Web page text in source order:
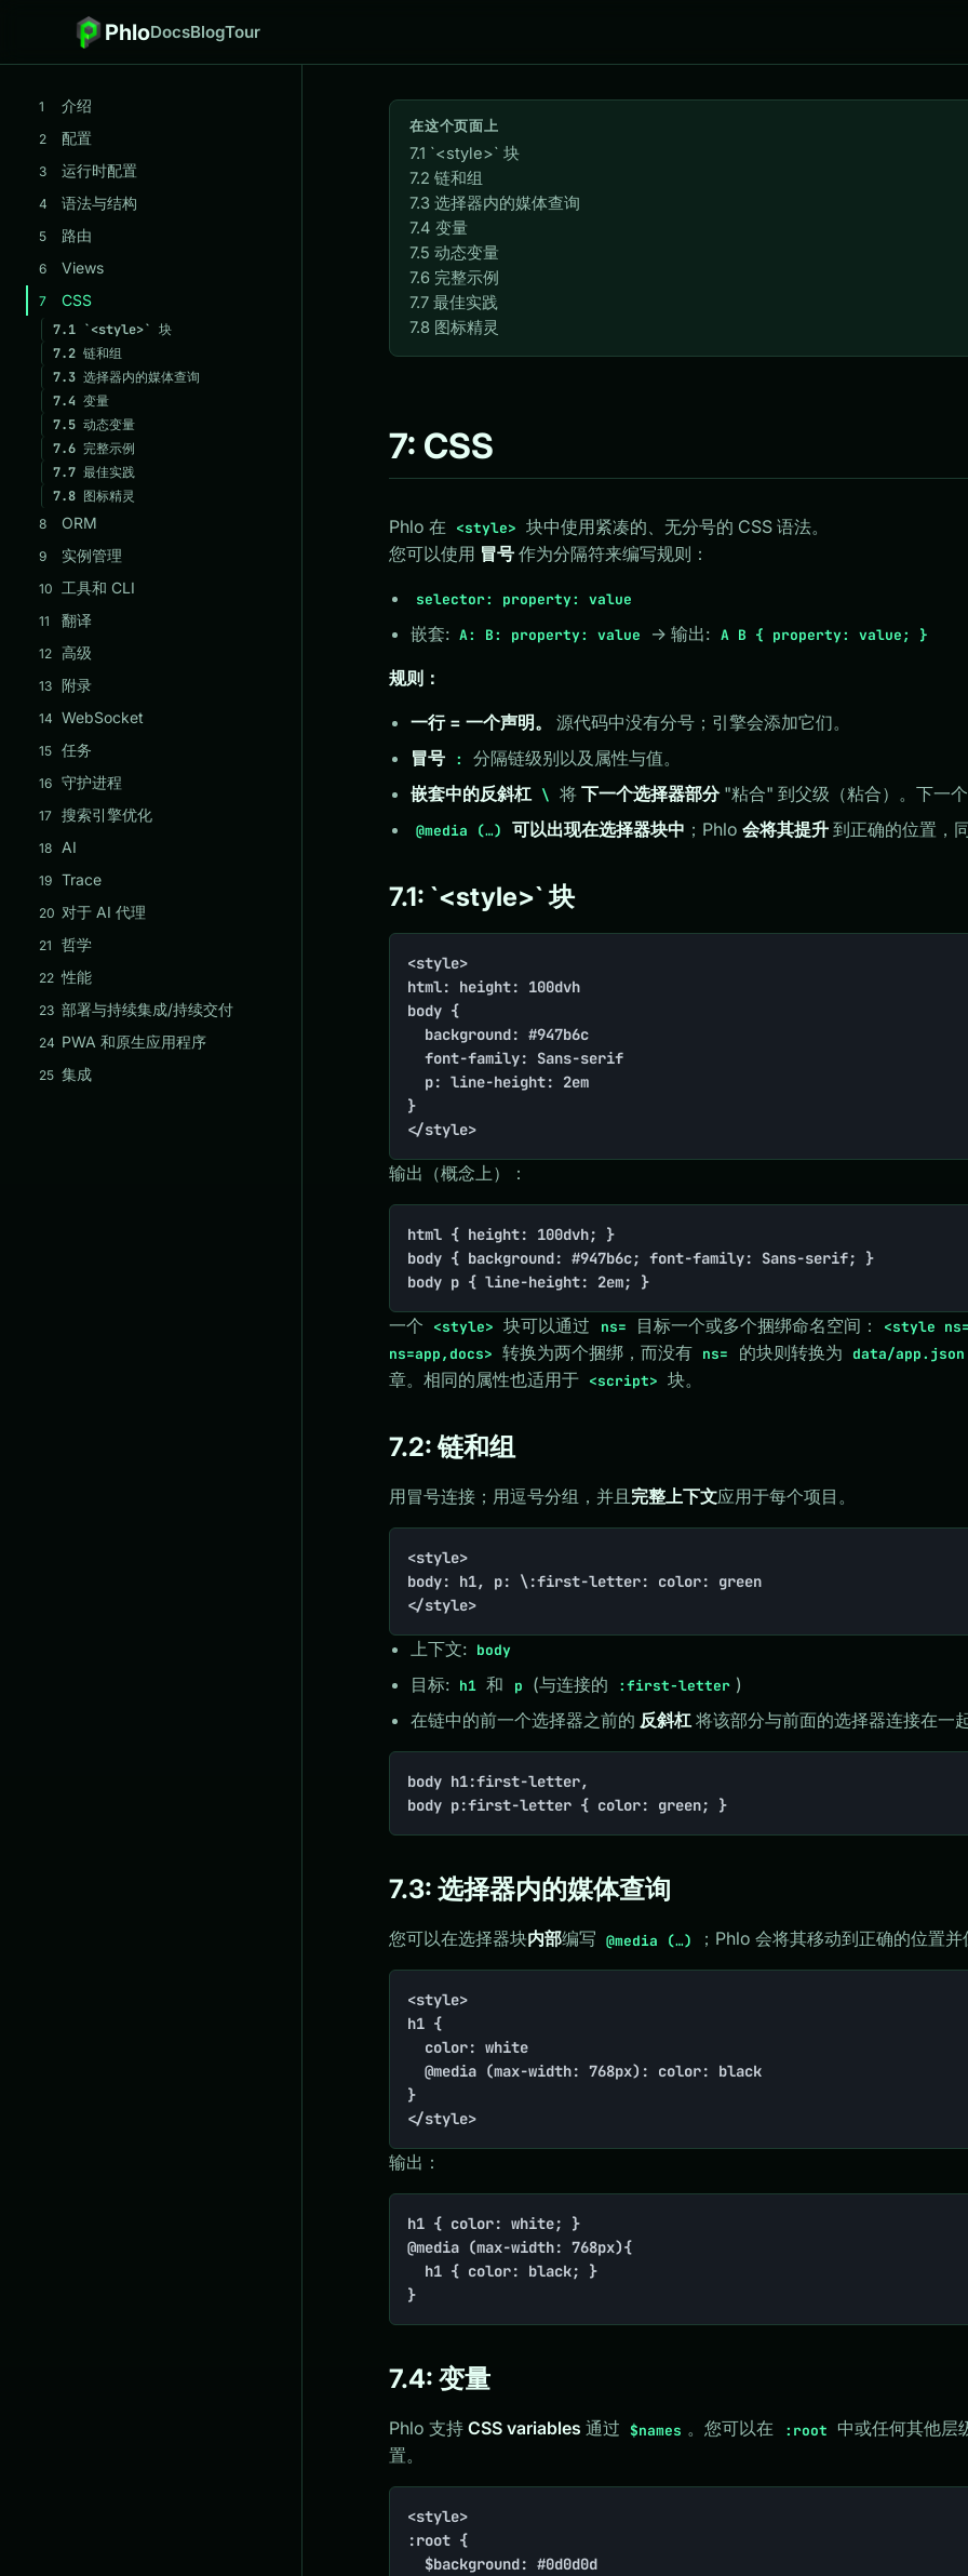
PhloDocsBlogTour
1 介绍
2 配置
3 运行时配置
4 语法与结构
5 路由
6 Views
7 CSS
7.1 `<style>` 块
7.2 链和组
7.3 选择器内的媒体查询
7.4 变量
7.5 动态变量
7.6 完整示例
7.7 最佳实践
7.8 图标精灵
8 ORM
9 实例管理
10 工具和 CLI
11 翻译
12 高级
13 附录
14 WebSocket
15 任务
16 守护进程
17 搜索引擎优化
18 AI
19 Trace
20 对于 AI 代理
21 哲学
22 性能
23 部署与持续集成/持续交付
24 PWA 和原生应用程序
25 集成
在这个页面上
7.1 `<style>` 块
7.2 链和组
7.3 选择器内的媒体查询
7.4 变量
7.5 动态变量
7.6 完整示例
7.7 最佳实践
7.8 图标精灵
7: CSS
Phlo 在 <style> 块中使用紧凑的、无分号的 CSS 语法。
您可以使用 冒号 作为分隔符来编写规则：
selector: property: value
嵌套: A: B: property: value → 输出: A B { property: value; }
规则：
一行 = 一个声明。
源代码中没有分号；引擎会添加它们。
冒号
:
分隔链级别以及属性与值。
嵌套中的反斜杠 \ 将下一个选择器部分"粘合" 到父级（粘合）。下一
@media (…) 可以出现在选择器块中 ；Phlo会将其提升 到正确的位置，
7.1: `<style>` 块
<style>
html: height: 100dvh
body {
  background: #947b6c
  font-family: Sans-serif
  p: line-height: 2em
}
</style>
输出（概念上）：
html { height: 100dvh; }
body { background: #947b6c; font-family: Sans-serif; }
body p { line-height: 2em; }
一个 <style> 块可以通过 ns= 目标一个或多个捆绑命名空间：
<style
ns=app,docs> 转换为两个捆绑，而没有 ns= 的块则转换为 data/app.json
章。相同的属性也适用于 <script> 块。
7.2: 链和组
用冒号连接；用逗号分组，并且 完整上下文应用于每个项目。
<style>
body: h1, p: \:first-letter: color: green
</style>
上下文: body
目标: h1 和 p (与连接的 :first-letter )
在链中的前一个选择器之前的 反斜杠 将该部分与前面的选择器连接在一
body h1:first-letter,
body p:first-letter { color: green; }
7.3: 选择器内的媒体查询
您可以在选择器块内部编写 @media (…) ；Phlo 会将其移动到正确的位置
<style>
h1 {
  color: white
  @media (max-width: 768px): color: black
}
</style>
输出：
h1 { color: white; }
@media (max-width: 768px){
  h1 { color: black; }
}
7.4: 变量
Phlo 支持 CSS variables 通过 $names 。您可以在 :root
中或任何其他层
置。
<style>
:root {
  $background: #0d0d0d